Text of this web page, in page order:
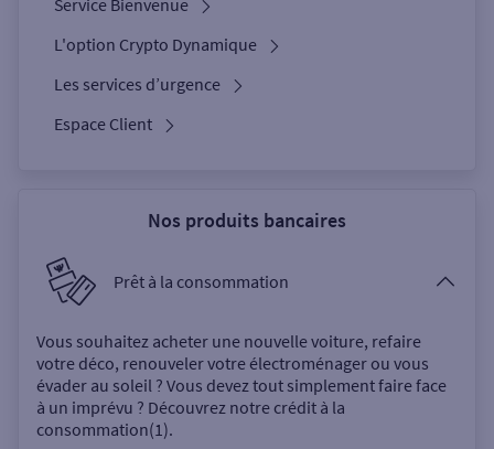
Service Bienvenue
L'option Crypto Dynamique
Les services d’urgence
Espace Client
Nos produits bancaires
Prêt à la consommation
Vous souhaitez acheter une nouvelle voiture, refaire
votre déco, renouveler votre électroménager ou vous
évader au soleil ? Vous devez tout simplement faire face
à un imprévu ? Découvrez notre crédit à la
consommation(1).